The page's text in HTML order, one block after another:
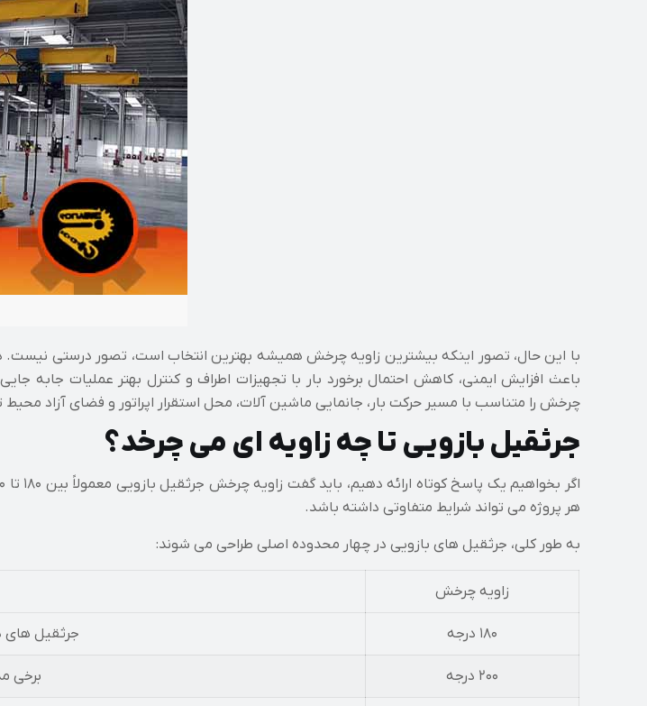
با این حال، تصور اینکه بیشترین زاویه چرخش همیشه بهترین انتخاب است، تصور درستی نیست.
باعث افزایش ایمنی، کاهش احتمال برخورد بار با تجهیزات اطراف و کنترل بهتر عملیات جابه
چرخش را متناسب با مسیر حرکت بار، جانمایی ماشین آلات، محل استقرار اپراتور و فضای آزاد
جرثقیل بازویی تا چه زاویه ای می چرخد؟
هر پروژه می تواند شرایط متفاوتی داشته باشد.
به طور کلی، جرثقیل های بازویی در چهار محدوده اصلی طراحی می شوند:
زاویه چرخش
۱۸۰ درجه جرثقیل های
۲۰۰ درجه برخی